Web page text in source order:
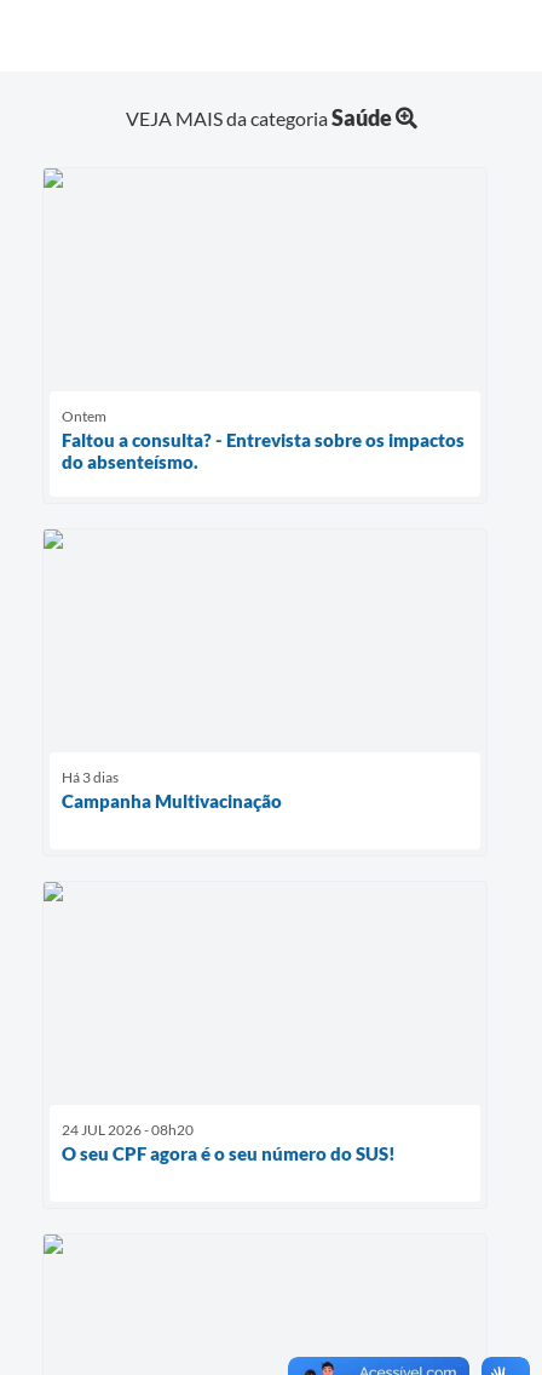
VEJA MAIS da categoriaSaúde
Ontem
Faltou a consulta? - Entrevista sobre os impactos
do absenteísmo.
Há 3 dias
Campanha Multivacinação
24 JUL 2026 - 08h20
O seu CPF agora é o seu número do SUS!